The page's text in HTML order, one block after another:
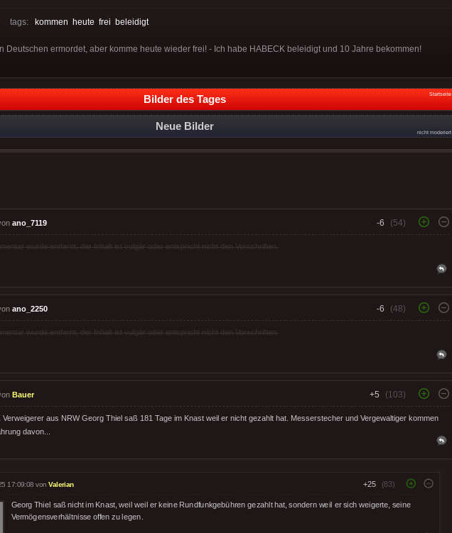
tags: kommen heute frei beleidigt
Deutschen ermordet, aber komme heute wieder frei! - Ich habe HABECK beleidigt und 10 Jahre bekommen!
Bilder des Tages Startseite
Neue Bilder
nicht moderiert
ano_7119 -6 (54)
wurde entfernt, der Inhalt ist vulgär oder entspricht nicht den Vorschriften.
ano_2250 -6 (48)
wurde entfernt, der Inhalt ist vulgär oder entspricht nicht den Vorschriften.
Bauer +5 (103)
Verweigerer aus NRW Georg Thiel saß 181 Tage im Knast weil er nicht gezahlt hat. Messerstecher und Vergewaltiger kommen
davon...
17:09:08 vonValerian +25 (83)
Georg Thiel saß nicht im Knast, weil weil er keine Rundfunkgebühren gezahlt hat, sondern weil er sich weigerte, seine
Vermögensverhältnisse offen zu legen.